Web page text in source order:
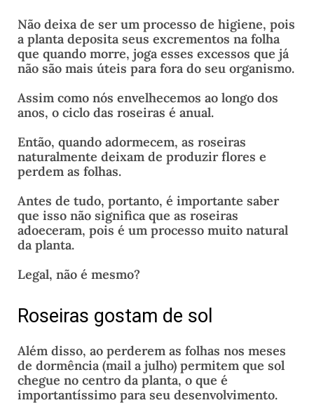
Não deixa de ser um processo de higiene, pois
a planta deposita seus excrementos na folha
que quando morre, joga esses excessos que já
não são mais úteis para fora do seu organismo.
Assim como nós envelhecemos ao longo dos
anos, o ciclo das roseiras é anual.
Então, quando adormecem, as roseiras
naturalmente deixam de produzir flores e
perdem as folhas.
Antes de tudo, portanto, é importante saber
que isso não significa que as roseiras
adoeceram, pois é um processo muito natural
da planta.
Legal, não é mesmo?
Roseiras gostam de sol
Além disso, ao perderem as folhas nos meses
de dormência (mail a julho) permitem que sol
chegue no centro da planta, o que é
importantíssimo para seu desenvolvimento.